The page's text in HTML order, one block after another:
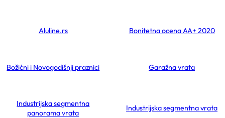
Aluline.rs Bonitetna ocena AA+ 2020
Božićni i Novogodišnji praznici Garažna vrata
Industrijska segmentna
panorama vrata
Industrijska segmentna vrata